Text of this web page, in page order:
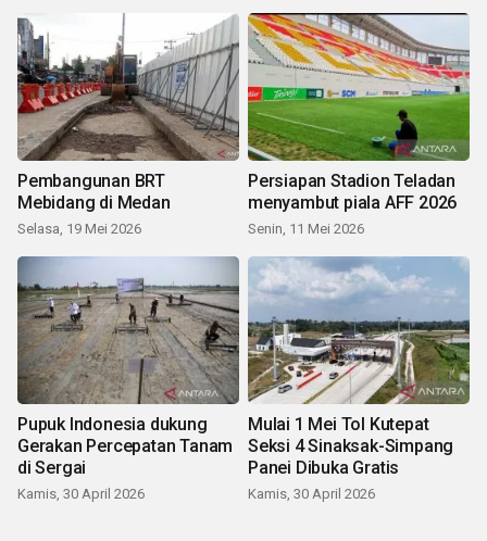
Pembangunan BRT
Mebidang di Medan
Selasa, 19 Mei 2026
Persiapan Stadion Teladan
menyambut piala AFF 2026
Senin, 11 Mei 2026
Pupuk Indonesia dukung
Gerakan Percepatan Tanam
di Sergai
Kamis, 30 April 2026
Mulai 1 Mei Tol Kutepat
Seksi 4 Sinaksak-Simpang
Panei Dibuka Gratis
Kamis, 30 April 2026